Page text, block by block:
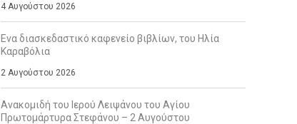
4 Αυγούστου 2026
Ενα διασκεδαστικό καφενείο βιβλίων, του Ηλία
Καραβόλια
2 Αυγούστου 2026
Ανακομιδή του Ιερού Λειψάνου του Αγίου
Πρωτομάρτυρα Στεφάνου – 2 Αυγούστου